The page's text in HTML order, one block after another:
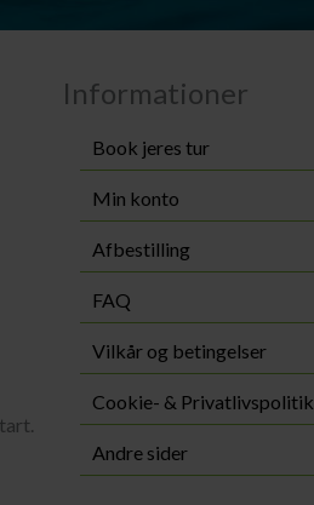
Informationer
Book jeres tur
Min konto
Afbestilling
FAQ
Vilkår og betingelser
Cookie- & Privatlivspolitik
Andre sider